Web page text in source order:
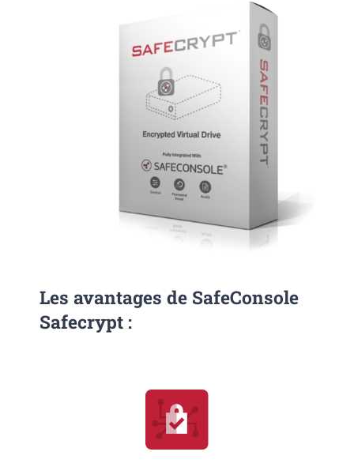
Les avantages de SafeConsole
Safecrypt :